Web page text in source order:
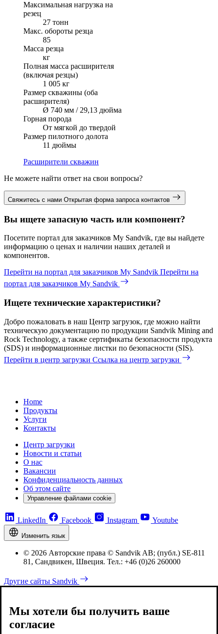
Максимальная нагрузка на
резец
27 тонн
Макс. обороты резца
85
Масса резца
кг
Полная масса расширителя
(включая резцы)
1 005 кг
Размер скважины (оба
расширителя)
Ø 740 мм / 29,13 дюйма
Горная порода
От мягкой до твердой
Размер пилотного долота
11 дюймы
Расширители скважин
Не можете найти ответ на свои вопросы?
Свяжитесь с нами Открытая форма запроса контактов
Вы ищете запасную часть или компонент?
Посетите портал для заказчиков My Sandvik, где вы найдете
информацию о ценах и наличии наших деталей и
компонентов.
Перейти на портал для заказчиков My Sandvik Перейти на
портал для заказчиков My Sandvik
Ищете технические характеристики?
Добро пожаловать в наш Центр загрузок, где можно найти
техническую документацию по продукции Sandvik Mining and
Rock Technology, а также сертификаты безопасности продукта
(SDS) и информационные листки по безопасности (SIS).
Перейти в центр загрузки Ссылка на центр загрузки
Home
Продукты
Услуги
Контакты
Центр загрузки
Новости и статьи
О нас
Вакансии
Конфиденциальность данных
Об этом сайте
Управление файлами cookie
LinkedIn Facebook Instagram Youtube
Изменить язык
© 2026 Авторские права © Sandvik AB; (публ.) SE-811
81, Сандвикен, Швеция. Тел.: +46 (0)26 260000
Другие сайты Sandvik
Мы хотели бы получить ваше
согласие